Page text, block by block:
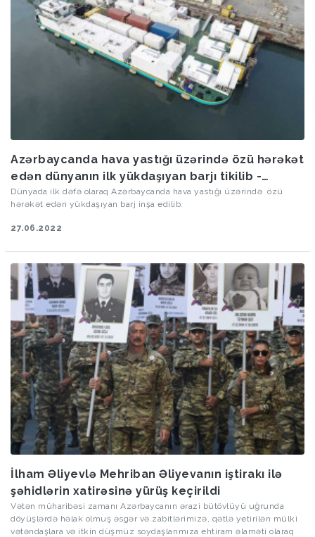
Azərbaycanda hava yastığı üzərində özü hərəkət
edən dünyanın ilk yükdaşıyan barjı tikilib -
FOTOLAR
Dünyada ilk dəfə olaraq Azərbaycanda hava yastığı üzərində özü
hərəkət edən yükdaşıyan barj inşa edilib.
27.06.2022
İlham Əliyevlə Mehriban Əliyevanın iştirakı ilə
şəhidlərin xatirəsinə yürüş keçirildi
Vətən müharibəsi zamanı Azərbaycanın ərazi bütövlüyü uğrunda
döyüşlərdə həlak olmuş əsgər və zabitlərimizə, qətlə yetirilən mülki
vətəndaşlara və itkin düşmüz soydaşlarımıza ehtiram əlaməti olaraq